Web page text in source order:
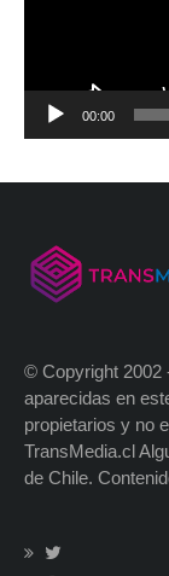
00:00
© Copyright 2002
aparecidas en
propietarios y no
TransMedia.cl
de Chile.